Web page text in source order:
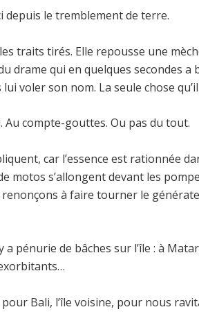
depuis le tremblement de terre.
traits tirés. Elle repousse une
drame qui en quelques secondes
lui voler son nom. La seule chose
Au compte-gouttes. Ou pas du tout.
car l’essence est rationnée
motos s’allongent devant les
renonçons à faire tourner le
a pénurie de bâches sur l’île : à
Bali, l’île voisine, pour nous